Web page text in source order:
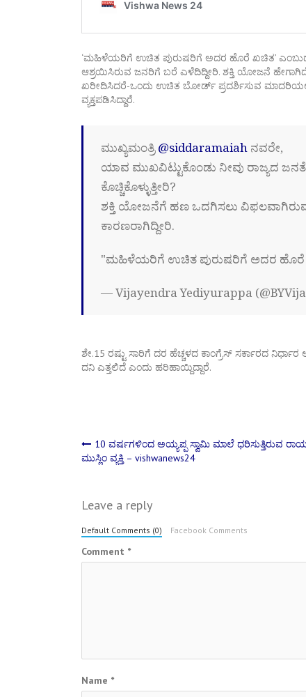
‘ಮಹಿಳೆಯರಿಗೆ ಉಚಿತ ಪುರುಷರಿಗೆ ಅದರ ಹೊರೆ ಖಚಿತ’
ಆಶ್ರಯಿಸಿರುವ ಜನರಿಗೆ ಬರೆ ಎಳೆದಿದ್ದೀರಿ. ಶಕ್ತಿ ಯೋಜನೆ
ಖರೀದಿಸಿದರೆ-ಒಂದು ಉಚಿತ ಬೋರ್ಡ್ ಪ್ರದರ್ಶಿಸುವ
ವ್ಯಕ್ತಪಡಿಸಿದ್ದಾರೆ.
ಮುಖ್ಯಮಂತ್ರಿ @siddaramaiah ನವರೇ,
ಯಾವ ಮುಖವಿಟ್ಟುಕೊಂಡು ನೀವು ರಾಜ್ಯದ
ಕೊಚ್ಚಿಕೊಳ್ಳುತ್ತೀರಿ?
ಶಕ್ತಿ ಯೋಜನೆಗೆ ಹಣ ಒದಗಿಸಲು ವಿಫಲವಾಗಿರುವ
ಕಾರಣರಾಗಿದ್ದೀರಿ.
"ಮಹಿಳೆಯರಿಗೆ ಉಚಿತ ಪುರುಷರಿಗೆ ಅದರ
— Vijayendra Yediyurappa
ಶೇ.15 ರಷ್ಟು ಸಾರಿಗೆ ದರ ಹೆಚ್ಚಳದ ಕಾಂಗ್ರೆಸ್ ಸರ್ಕಾರದ
ದನಿ ಎತ್ತಲಿದೆ ಎಂದು ಹರಿಹಾಯ್ದಿದ್ದಾರೆ.
Post
10 ವರ್ಷಗಳಿಂದ ಅಯ್ಯಪ್ಪ ಸ್ವಾಮಿ ಮಾಲೆ ಧರಿಸುತ್ತಿರುವ
ಮುಸ್ಲಿಂ ವ್ಯಕ್ತಿ – vishwanews24
Leave a reply
Default Comments (0) Facebook Comments
Comment *
Name *